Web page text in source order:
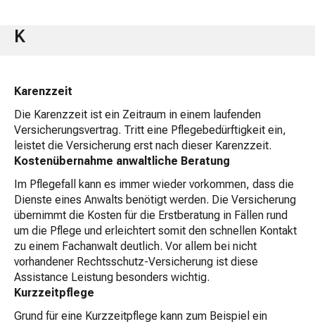
K
Karenzzeit
Die Karenzzeit ist ein Zeitraum in einem laufenden
Versicherungsvertrag. Tritt eine Pflegebedürftigkeit ein,
leistet die Versicherung erst nach dieser Karenzzeit.
Kostenübernahme anwaltliche Beratung
Im Pflegefall kann es immer wieder vorkommen, dass die
Dienste eines Anwalts benötigt werden. Die Versicherung
übernimmt die Kosten für die Erstberatung in Fällen rund
um die Pflege und erleichtert somit den schnellen Kontakt
zu einem Fachanwalt deutlich. Vor allem bei nicht
vorhandener Rechtsschutz-Versicherung ist diese
Assistance Leistung besonders wichtig.
Kurzzeitpflege
Grund für eine Kurzzeitpflege kann zum Beispiel ein